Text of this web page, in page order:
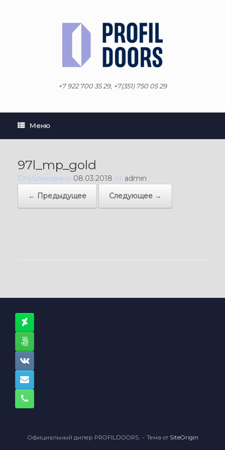
+7 922 700 35 29, +7(351) 750 05 29
Меню
97l_mp_gold
Опубликовано 08.03.2018 от admin
← Предыдущее
Следующее →
Официальный дилер PROFILDOORS. Тема от SiteOrigin